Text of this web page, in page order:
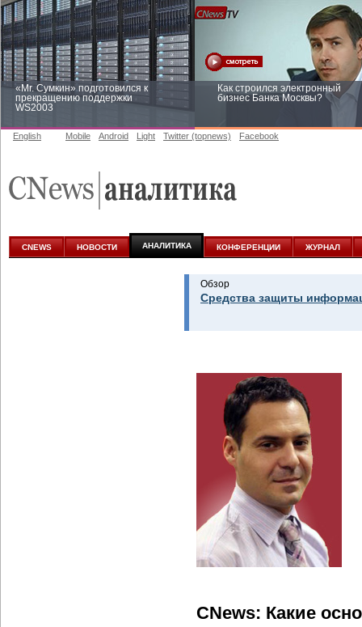
«Mr. Сумкин» подготовился к
прекращению поддержки
WS2003
Как строился электронный
бизнес Банка Москвы?
аналитике
English Mobile Android Light Twitter (topnews) Facebook
CNEWS НОВОСТИ АНАЛИТИКА КОНФЕРЕНЦИИ ЖУРНАЛ
Обзор
Средства защиты
CNews: Какие